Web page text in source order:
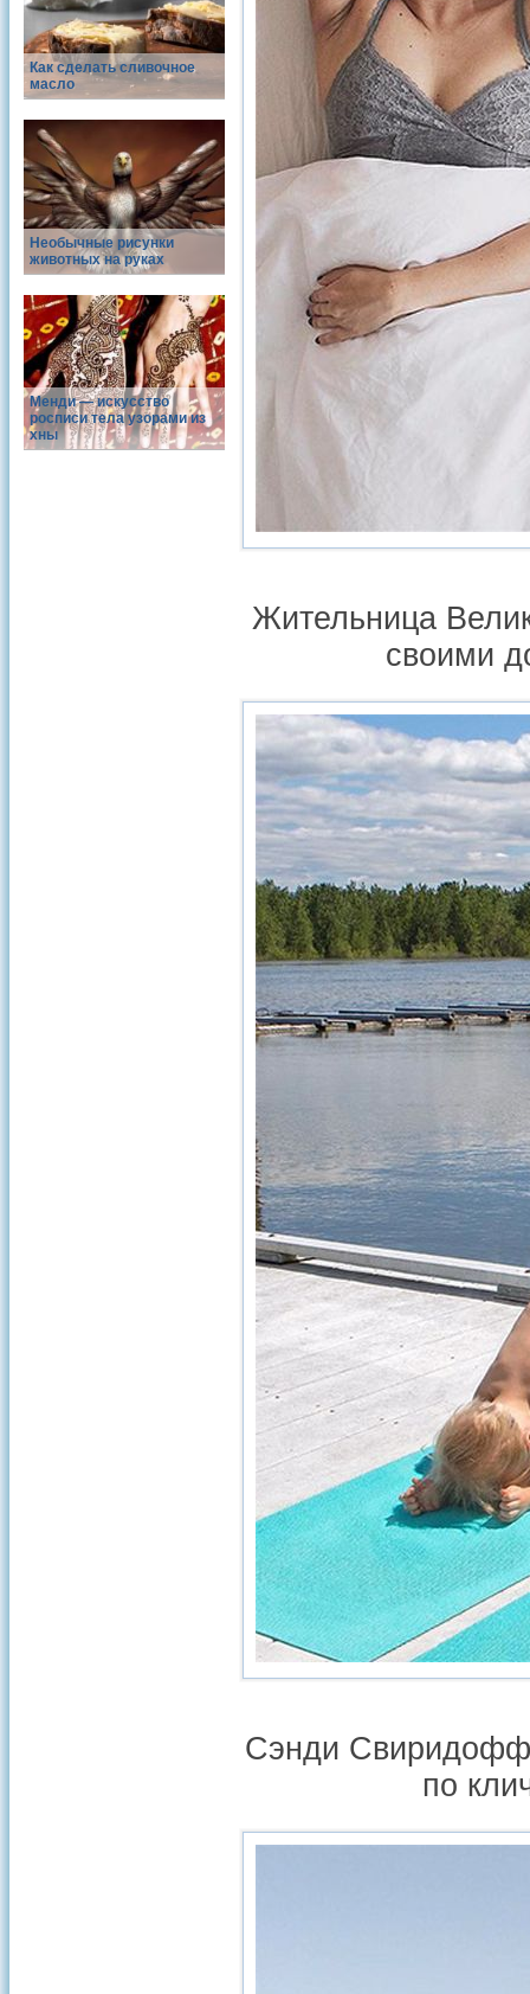
Как сделать сливочное
масло
Необычные рисунки
животных на руках
Менди — искусство
росписи тела узорами из
хны
Жительница
своими
Сэнди Свиридофф
по